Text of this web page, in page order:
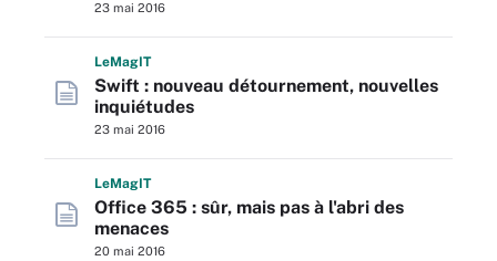
23 mai 2016
LeMagIT
Swift : nouveau détournement, nouvelles
inquiétudes
23 mai 2016
LeMagIT
Office 365 : sûr, mais pas à l'abri des
menaces
20 mai 2016